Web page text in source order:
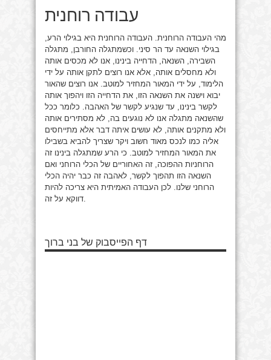
עבודה רוחנית
מהי העבודה הרוחנית. העבודה הרוחנית היא בגילוי הרע,
בגילוי השנאה עד הר סיני. וכשמתגלה החורבן, מתגלה
השבירה, השנאה, הדחייה בינינו, אנו לא מכסים אותה
ולא מחסלים אותה, אלא אנו רוצים לתקן אותה על ידי
הלימוד, על ידי המאור המחזיר למוטב. אנו רוצים שהאור
יבוא וישנה את השנאה הזו, את הדחייה הזו ויהפוך אותה
לקשר בינינו, עד שנגיע לקשר של האהבה. כלומר ככל
שהשנאה מתגלה אנו לא נוגעים בה, לא מסתירים אותה
ולא מתקנים אותה, לא עושים איתה דבר אלא מתייחסים
אליה כמו לנכס מאוד חשוב ויקר שצריך להביא בשבילו
את המאור המחזיר למוטב. כי הרע שמתגלה בינינו זה
הרוחניות ההפוכה, זה האחוריים של הכלי הרוחני ואם
השנאה הזו תהפוך לקשר, לאהבה זה כבר יהיה הכלי
הרוחני שלנו. לכן העבודה האמיתית היא צריכה להיות
דף הפייסבוק של בני ברוך